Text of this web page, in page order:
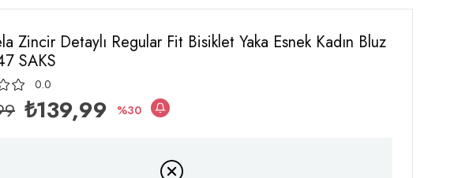
Zincir Detaylı Regular Fit Bisiklet Yaka Esnek Kadın Bluz
SAKS
0.0
₺139,99 30